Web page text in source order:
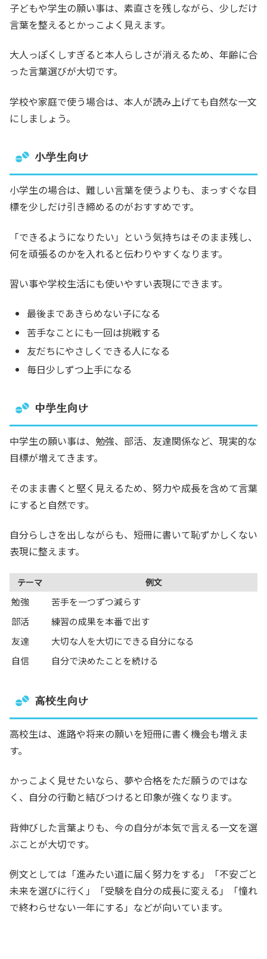
子どもや学生の願い事は、素直さを残しながら、少しだけ
言葉を整えるとかっこよく見えます。
大人っぽくしすぎると本人らしさが消えるため、年齢に合
った言葉選びが大切です。
学校や家庭で使う場合は、本人が読み上げても自然な一文
にしましょう。
小学生向け
小学生の場合は、難しい言葉を使うよりも、まっすぐな目
標を少しだけ引き締めるのがおすすめです。
「できるようになりたい」という気持ちはそのまま残し、
何を頑張るのかを入れると伝わりやすくなります。
習い事や学校生活にも使いやすい表現にできます。
最後まであきらめない子になる
苦手なことにも一回は挑戦する
友だちにやさしくできる人になる
毎日少しずつ上手になる
中学生向け
中学生の願い事は、勉強、部活、友達関係など、現実的な
目標が増えてきます。
そのまま書くと堅く見えるため、努力や成長を含めて言葉
にすると自然です。
自分らしさを出しながらも、短冊に書いて恥ずかしくない
表現に整えます。
テーマ 例文
勉強
苦手を一つずつ減らす
部活
練習の成果を本番で出す
友達
大切な人を大切にできる自分になる
自信
自分で決めたことを続ける
高校生向け
高校生は、進路や将来の願いを短冊に書く機会も増えま
す。
かっこよく見せたいなら、夢や合格をただ願うのではな
く、自分の行動と結びつけると印象が強くなります。
背伸びした言葉よりも、今の自分が本気で言える一文を選
ぶことが大切です。
例文としては「進みたい道に届く努力をする」「不安ごと
未来を選びに行く」「受験を自分の成長に変える」「憧れ
で終わらせない一年にする」などが向いています。